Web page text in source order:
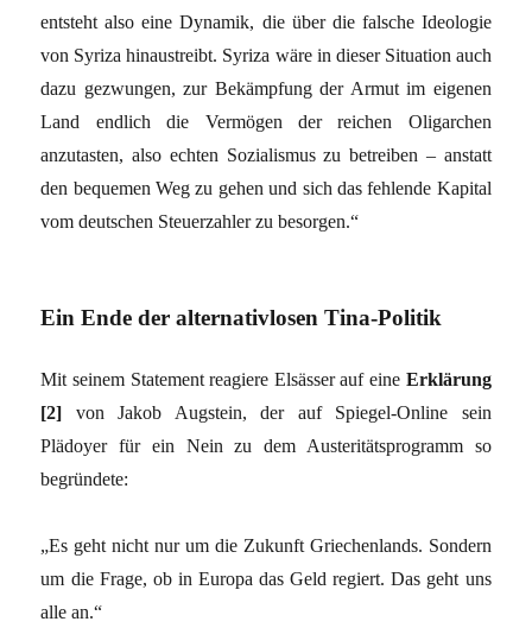
entsteht also eine Dynamik, die über die falsche Ideologie
von Syriza hinaustreibt. Syriza wäre in dieser Situation auch
dazu gezwungen, zur Bekämpfung der Armut im eigenen
Land endlich die Vermögen der reichen Oligarchen
anzutasten, also echten Sozialismus zu betreiben – anstatt
den bequemen Weg zu gehen und sich das fehlende Kapital
vom deutschen Steuerzahler zu besorgen.“
Ein Ende der alternativlosen Tina-Politik
Mit seinem Statement reagiere Elsässer auf eine Erklärung
[2] von Jakob Augstein, der auf Spiegel-Online sein
Plädoyer für ein Nein zu dem Austeritätsprogramm so
begründete:
„Es geht nicht nur um die Zukunft Griechenlands. Sondern
um die Frage, ob in Europa das Geld regiert. Das geht uns
alle an.“